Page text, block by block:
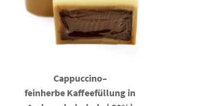
Cappuccino–
feinherbe Kaffeefüllung in